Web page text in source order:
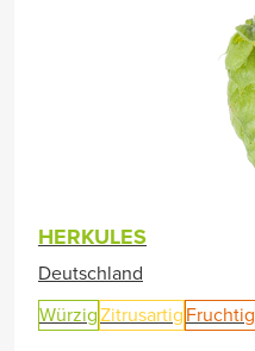
HERKULES
Deutschland
WürzigZitrusartig Fruchtig